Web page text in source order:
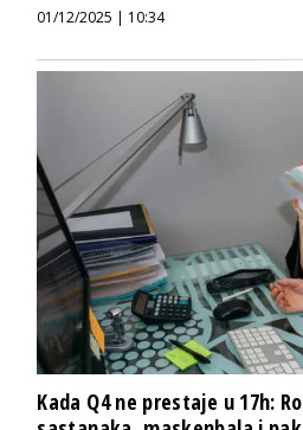
01/12/2025 | 10:34
Kada Q4 ne prestaje u 17h: